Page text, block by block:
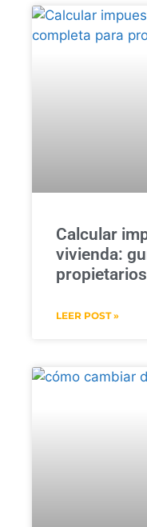
Calcular
vivienda:
propietarios
LEER POST »